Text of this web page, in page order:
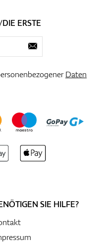
ERSTE
Daten
SIE HILFE?